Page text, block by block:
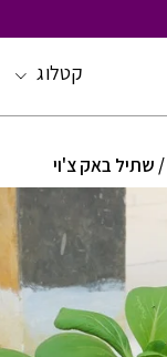
קטלוג
/ שתיל באק צ'וי